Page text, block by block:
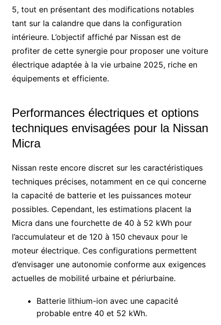
5, tout en présentant des modifications notables
tant sur la calandre que dans la configuration
intérieure. L’objectif affiché par Nissan est de
profiter de cette synergie pour proposer une voiture
électrique adaptée à la vie urbaine 2025, riche en
équipements et efficiente.
Performances électriques et options
techniques envisagées pour la Nissan
Micra
Nissan reste encore discret sur les caractéristiques
techniques précises, notamment en ce qui concerne
la capacité de batterie et les puissances moteur
possibles. Cependant, les estimations placent la
Micra dans une fourchette de 40 à 52 kWh pour
l’accumulateur et de 120 à 150 chevaux pour le
moteur électrique. Ces configurations permettent
d’envisager une autonomie conforme aux exigences
actuelles de mobilité urbaine et périurbaine.
Batterie lithium-ion avec une capacité
probable entre 40 et 52 kWh.